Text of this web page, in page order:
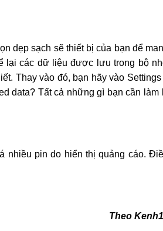
dẹp sạch sẽ thiết bị của bạn để
lại các dữ liệu được lưu trong bộ
Thay vào đó, bạn hãy vào Settings
data? Tất cả những gì bạn cần làm
nhiều pin do hiển thị quảng cáo.
Theo